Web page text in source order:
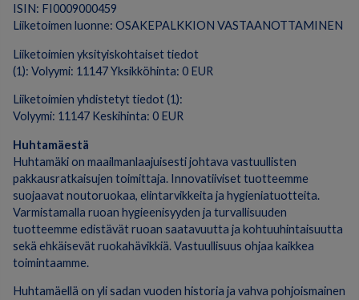
ISIN: FI0009000459
Liiketoimen luonne: OSAKEPALKKION VASTAANOTTAMINEN
Liiketoimien yksityiskohtaiset tiedot
(1): Volyymi: 11147 Yksikköhinta: 0 EUR
Liiketoimien yhdistetyt tiedot (1):
Volyymi: 11147 Keskihinta: 0 EUR
Huhtamäestä
Huhtamäki on maailmanlaajuisesti johtava vastuullisten
pakkausratkaisujen toimittaja. Innovatiiviset tuotteemme
suojaavat noutoruokaa, elintarvikkeita ja hygieniatuotteita.
Varmistamalla ruoan hygieenisyyden ja turvallisuuden
tuotteemme edistävät ruoan saatavuutta ja kohtuuhintaisuutta
sekä ehkäisevät ruokahävikkiä. Vastuullisuus ohjaa kaikkea
toimintaamme.
Huhtamäellä on yli sadan vuoden historia ja vahva pohjoismainen